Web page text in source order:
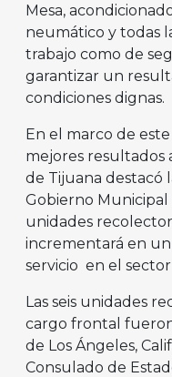
Mesa,
neumático y todas
trabajo como de
garantizar un
condiciones dignas.
En el marco de
mejores resultados
de Tijuana destacó
Gobierno Municipal
unidades
incrementará en un
servicio en el sector
Las seis unidades
cargo frontal
de Los Ángeles,
Consulado de